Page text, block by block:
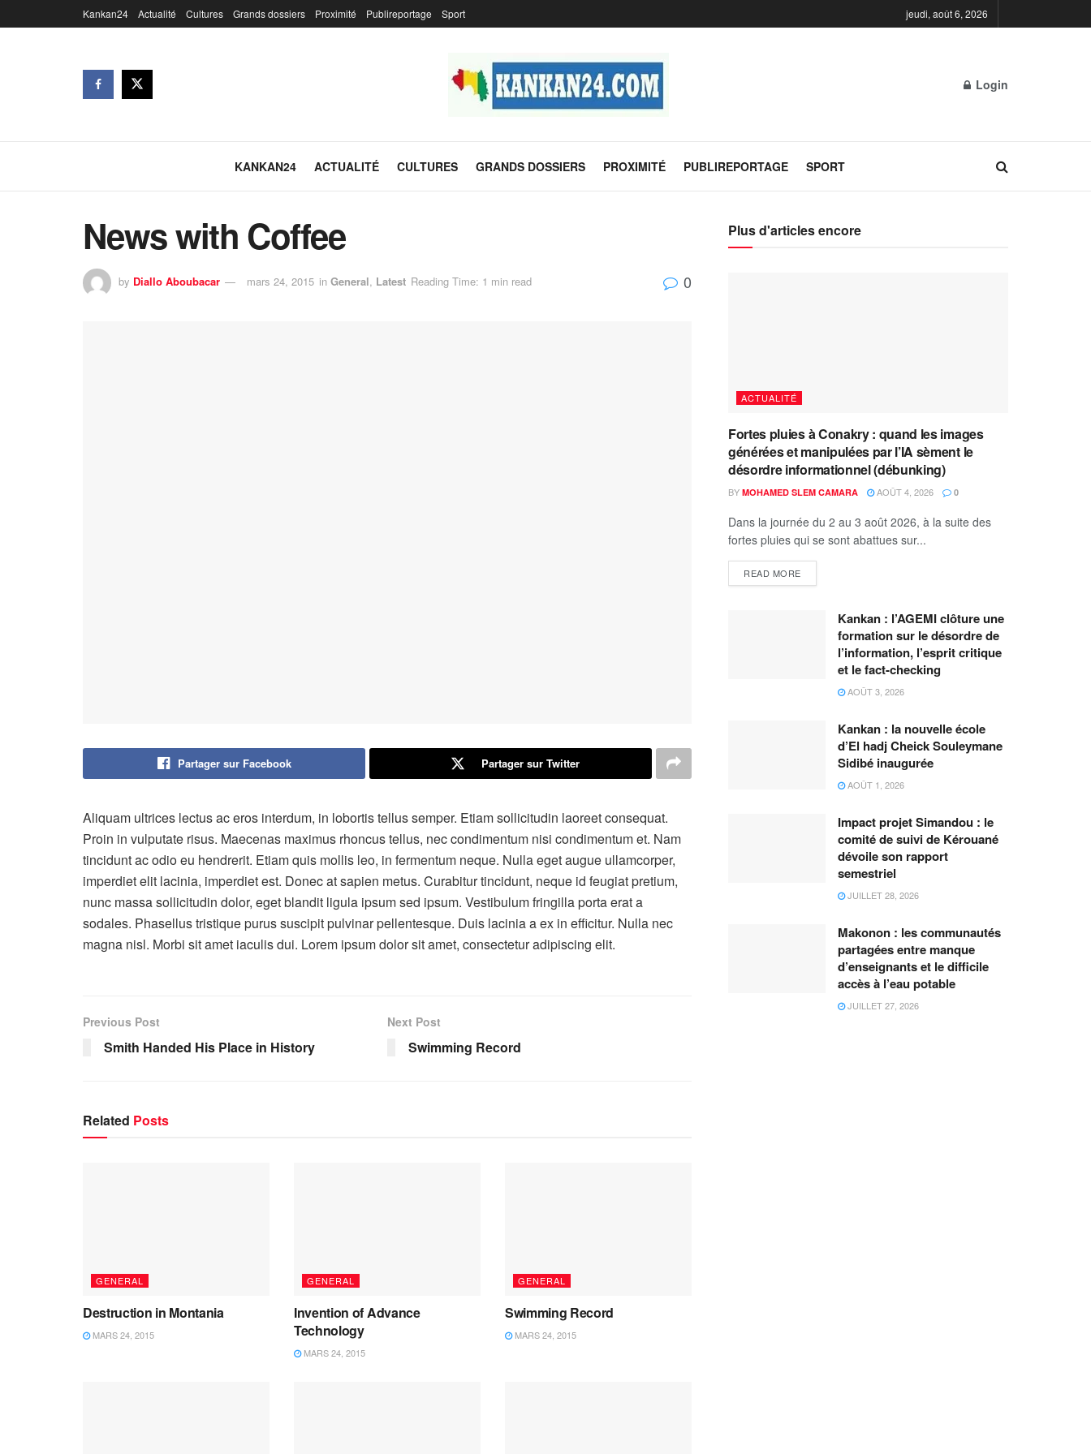
Kankan24 Actualité Cultures Grands dossiers Proximité Publireportage Sport jeudi, août 6, 2026
Login
KANKAN24 ACTUALITÉ CULTURES GRANDS DOSSIERS PROXIMITÉ PUBLIREPORTAGE SPORT
News with Coffee
by Diallo Aboubacar mars 24, 2015 in General, Latest Reading Time: 1 min read 0
Partager sur Facebook Partager sur Twitter
Aliquam ultrices lectus ac eros interdum, in lobortis tellus semper. Etiam sollicitudin laoreet consequat.
Proin in vulputate risus. Maecenas maximus rhoncus tellus, nec condimentum nisi condimentum et. Nam
tincidunt ac odio eu hendrerit. Etiam quis mollis leo, in fermentum neque. Nulla eget augue ullamcorper,
imperdiet elit lacinia, imperdiet est. Donec at sapien metus. Curabitur tincidunt, neque id feugiat pretium,
nunc massa sollicitudin dolor, eget blandit ligula ipsum sed ipsum. Vestibulum fringilla porta erat a
sodales. Phasellus tristique purus suscipit pulvinar pellentesque. Duis lacinia a ex in efficitur. Nulla nec
magna nisl. Morbi sit amet iaculis dui. Lorem ipsum dolor sit amet, consectetur adipiscing elit.
Previous Post
Smith Handed His Place in History
Next Post
Swimming Record
Related Posts
GENERAL
Destruction in Montania
MARS 24, 2015
GENERAL
Invention of Advance
Technology
MARS 24, 2015
GENERAL
Swimming Record
MARS 24, 2015
Plus d'articles encore
ACTUALITÉ
Fortes pluies à Conakry : quand les images
générées et manipulées par l’IA sèment le
désordre informationnel (débunking)
BY MOHAMED SLEM CAMARA AOÛT 4, 2026 0
Dans la journée du 2 au 3 août 2026, à la suite des
fortes pluies qui se sont abattues sur...
READ MORE
Kankan : l’AGEMI clôture une
formation sur le désordre de
l’information, l’esprit critique
et le fact-checking
AOÛT 3, 2026
Kankan : la nouvelle école
d’El hadj Cheick Souleymane
Sidibé inaugurée
AOÛT 1, 2026
Impact projet Simandou : le
comité de suivi de Kérouané
dévoile son rapport
semestriel
JUILLET 28, 2026
Makonon : les communautés
partagées entre manque
d’enseignants et le difficile
accès à l’eau potable
JUILLET 27, 2026